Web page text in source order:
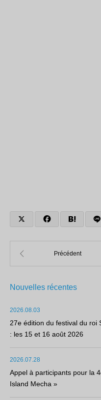
Nouvelles récentes
2026.08.03
27e édition du festival du roi
: les 15 et 16 août 2026
2026.07.28
Appel à participants pour la
Island Mecha »